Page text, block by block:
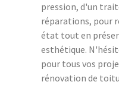
pression, d'un
réparations, pour
état tout en
esthétique.
pour tous vos
rénovation de